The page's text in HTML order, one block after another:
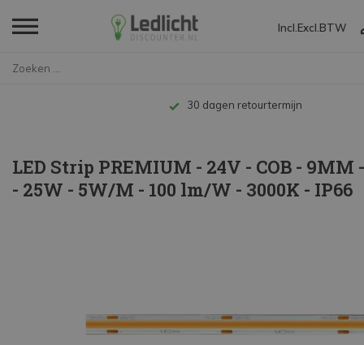
Incl. Excl. BTW
Tot 10 jaar garantie
LED Strip PREMIUM - 24V - COB - 9MM
- 25W - 5W/M - 100 lm/W - 3000K - IP66